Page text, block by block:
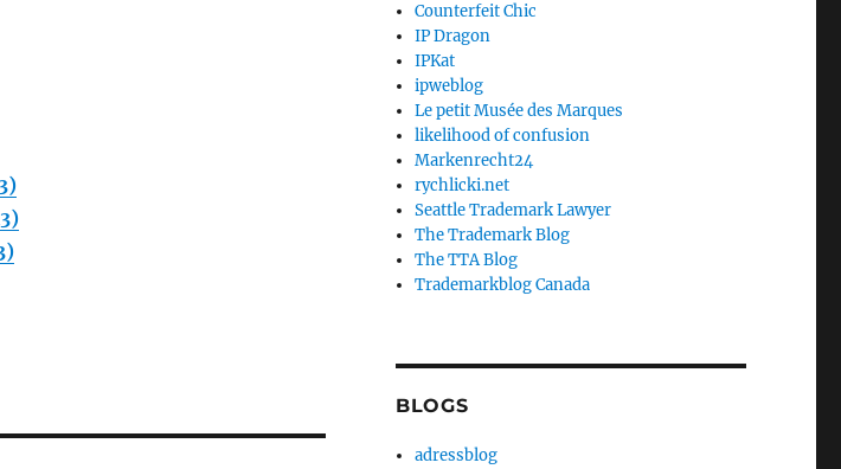
Counterfeit Chic
IP Dragon
IPKat
ipweblog
Le petit Musée des Marques
likelihood of confusion
Markenrecht24
rychlicki.net
Seattle Trademark Lawyer
The Trademark Blog
The TTA Blog
Trademarkblog Canada
BLOGS
adressblog